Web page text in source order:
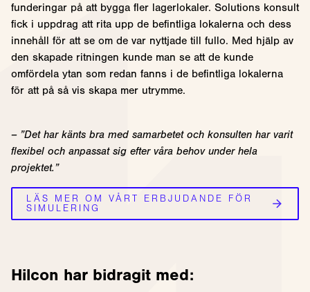
funderingar på att bygga fler lagerlokaler. Solutions konsult
fick i uppdrag att rita upp de befintliga lokalerna och dess
innehåll för att se om de var nyttjade till fullo. Med hjälp av
den skapade ritningen kunde man se att de kunde
omfördela ytan som redan fanns i de befintliga lokalerna
för att på så vis skapa mer utrymme.
– ”Det har känts bra med samarbetet och konsulten har varit
flexibel och anpassat sig efter våra behov under hela
projektet.”
LÄS MER OM VÅRT ERBJUDANDE FÖR
SIMULERING
Hilcon har bidragit med: